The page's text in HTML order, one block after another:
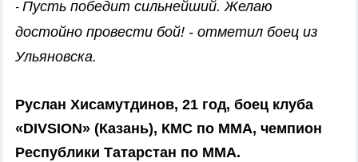
- Пусть победит сильнейший. Желаю
достойно провести бой! - отметил боец из
Ульяновска.
Руслан Хисамутдинов, 21 год, боец клуба
«DIVSION» (Казань), КМС по MMA, чемпион
Республики Татарстан по ММА.